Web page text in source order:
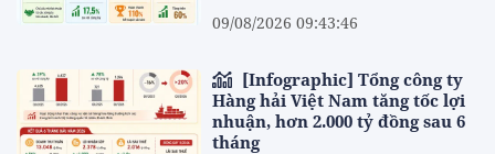
09/08/2026 09:43:46
Hàng hải Việt Nam tăng tốc lợi
nhuận, hơn 2.000 tỷ đồng sau 6
tháng